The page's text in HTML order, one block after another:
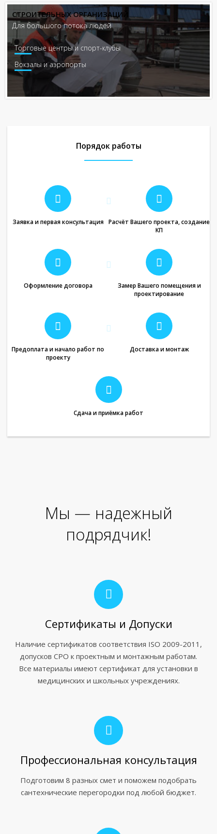
СТРОИТЕЛЬНЫХ ОРГАНИЗАЦИЙ
Для большого потока людей
Торговые центры и спорт-клубы
Вокзалы и аэропорты
Порядок работы
Заявка и первая консультация
Расчёт Вашего проекта, создание
КП
Оформление договора
Замер Вашего помещения и
проектирование
Предоплата и начало работ по
проекту
Доставка и монтаж
Сдача и приёмка работ
Мы — надежный
подрядчик!
Сертификаты и Допуски
Наличие сертификатов соответствия ISO 2009-2011,
допусков СРО к проектным и монтажным работам.
Все материалы имеют сертификат для установки в
медицинских и школьных учреждениях.
Профессиональная консультация
Подготовим 8 разных смет и поможем подобрать
сантехнические перегородки под любой бюджет.